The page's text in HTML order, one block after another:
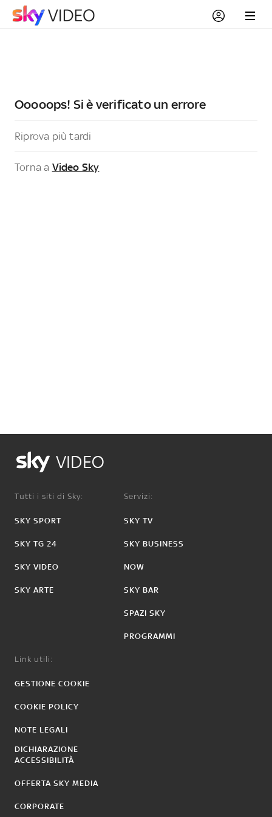
Ooooops! Si è verificato un errore
Riprova più tardi
Torna a Video Sky
VIDEO
Tutti i siti di Sky:
SKY SPORT
SKY TG 24
SKY VIDEO
SKY ARTE
Servizi:
SKY TV
SKY BUSINESS
NOW
SKY BAR
SPAZI SKY
PROGRAMMI
Link utili:
GESTIONE COOKIE
COOKIE POLICY
NOTE LEGALI
DICHIARAZIONE
ACCESSIBILITÀ
OFFERTA SKY MEDIA
CORPORATE